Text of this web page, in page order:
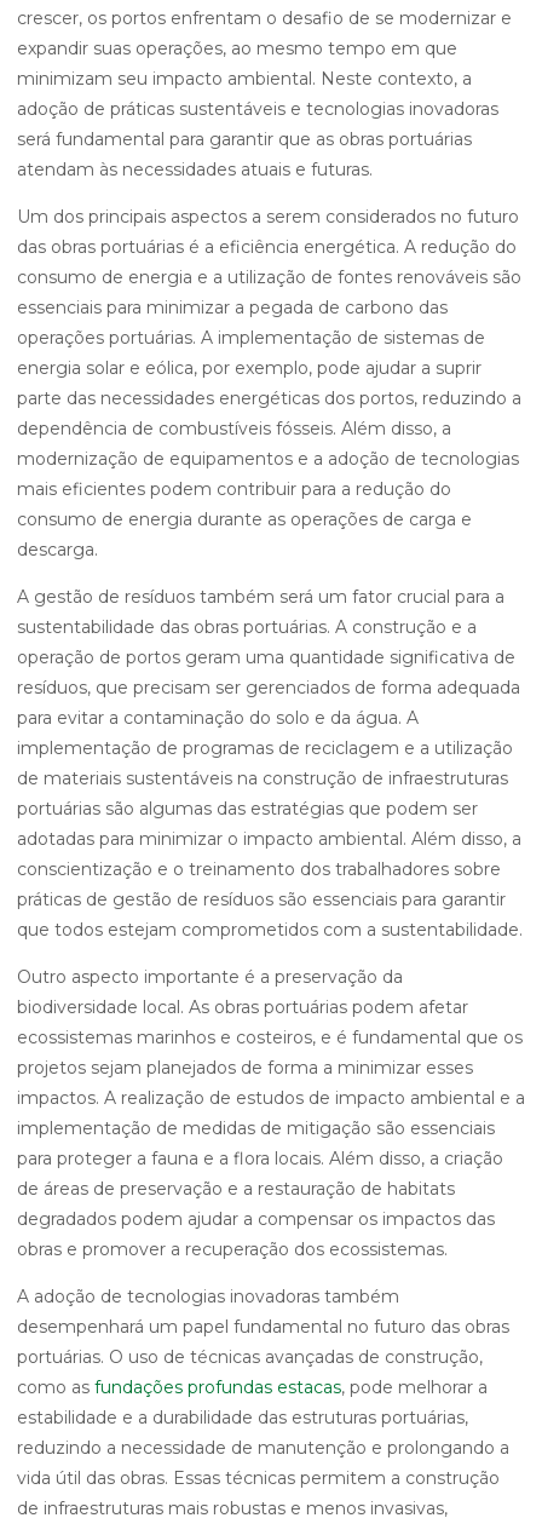
crescer, os portos enfrentam o desafio de se modernizar e
expandir suas operações, ao mesmo tempo em que
minimizam seu impacto ambiental. Neste contexto, a
adoção de práticas sustentáveis e tecnologias inovadoras
será fundamental para garantir que as obras portuárias
atendam às necessidades atuais e futuras.
Um dos principais aspectos a serem considerados no futuro
das obras portuárias é a eficiência energética. A redução do
consumo de energia e a utilização de fontes renováveis são
essenciais para minimizar a pegada de carbono das
operações portuárias. A implementação de sistemas de
energia solar e eólica, por exemplo, pode ajudar a suprir
parte das necessidades energéticas dos portos, reduzindo a
dependência de combustíveis fósseis. Além disso, a
modernização de equipamentos e a adoção de tecnologias
mais eficientes podem contribuir para a redução do
consumo de energia durante as operações de carga e
descarga.
A gestão de resíduos também será um fator crucial para a
sustentabilidade das obras portuárias. A construção e a
operação de portos geram uma quantidade significativa de
resíduos, que precisam ser gerenciados de forma adequada
para evitar a contaminação do solo e da água. A
implementação de programas de reciclagem e a utilização
de materiais sustentáveis na construção de infraestruturas
portuárias são algumas das estratégias que podem ser
adotadas para minimizar o impacto ambiental. Além disso, a
conscientização e o treinamento dos trabalhadores sobre
práticas de gestão de resíduos são essenciais para garantir
que todos estejam comprometidos com a sustentabilidade.
Outro aspecto importante é a preservação da
biodiversidade local. As obras portuárias podem afetar
ecossistemas marinhos e costeiros, e é fundamental que os
projetos sejam planejados de forma a minimizar esses
impactos. A realização de estudos de impacto ambiental e a
implementação de medidas de mitigação são essenciais
para proteger a fauna e a flora locais. Além disso, a criação
de áreas de preservação e a restauração de habitats
degradados podem ajudar a compensar os impactos das
obras e promover a recuperação dos ecossistemas.
A adoção de tecnologias inovadoras também
desempenhará um papel fundamental no futuro das obras
portuárias. O uso de técnicas avançadas de construção,
como as fundações profundas estacas, pode melhorar a
estabilidade e a durabilidade das estruturas portuárias,
reduzindo a necessidade de manutenção e prolongando a
vida útil das obras. Essas técnicas permitem a construção
de infraestruturas mais robustas e menos invasivas,